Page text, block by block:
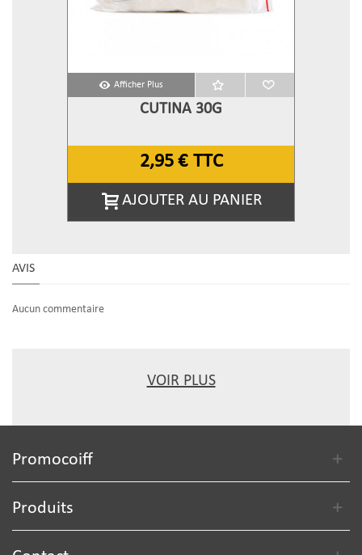
Afficher Plus
CUTINA 30G
2,95 € TTC
AJOUTER AU PANIER
AVIS
Aucun commentaire
VOIR PLUS
Promocoiff
Produits